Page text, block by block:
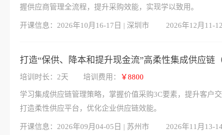
握供应商管理全流程，提升采购效能，实现学以致用。
开课信息： 2026年10月16-17日 | 深圳市 2026年12月11-
打造“保供、降本和提升现金流”高柔性集成供应链
培训时长：2天 培训费用： ￥8800
学习集成供应链管理策略，掌握价值采购3C要素，提升客户
打造柔性供应平台，优化企业供应链效能。
开课信息： 2026年09月04-05日 | 苏州市 2026年11月13-